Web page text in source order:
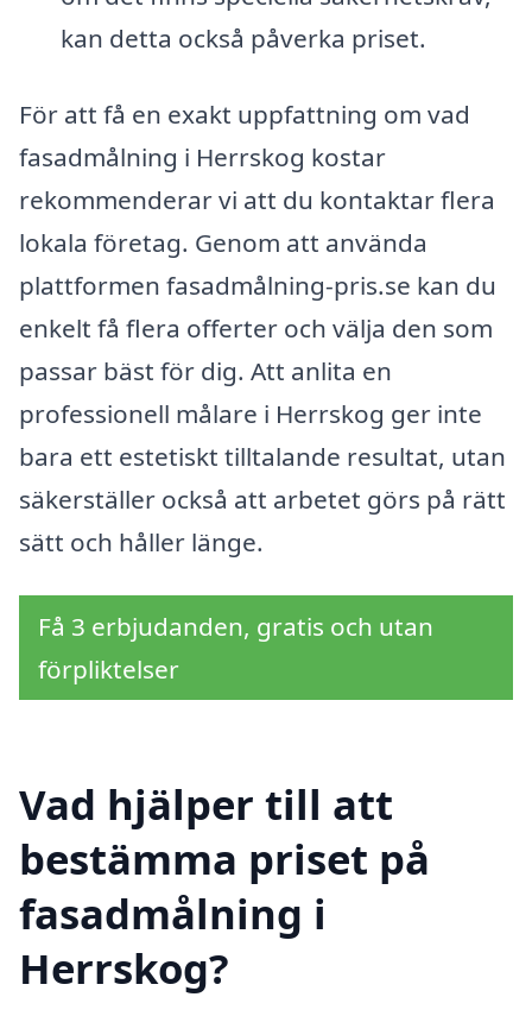
kan detta också påverka priset.
För att få en exakt uppfattning om vad
fasadmålning i Herrskog kostar
rekommenderar vi att du kontaktar flera
lokala företag. Genom att använda
plattformen fasadmålning-pris.se kan du
enkelt få flera offerter och välja den som
passar bäst för dig. Att anlita en
professionell målare i Herrskog ger inte
bara ett estetiskt tilltalande resultat, utan
säkerställer också att arbetet görs på rätt
sätt och håller länge.
Få 3 erbjudanden, gratis och utan
förpliktelser
Vad hjälper till att
bestämma priset på
fasadmålning i
Herrskog?